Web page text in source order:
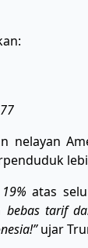
nelayan
19% atas
bebas tarif
ujar